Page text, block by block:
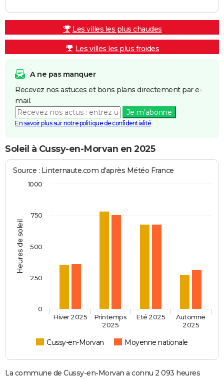
Les villes les plus chaudes
Les villes les plus froides
A ne pas manquer
Recevez nos astuces et bons plans directement par e-
mail.
Je m'abonne
En savoir plus sur notre politique de confidentialité
Soleil à Cussy-en-Morvan en 2025
Heures de soleil
Source : Linternaute.com d'après Météo France
Cussy-en-Morvan Moyenne nationale
Hiver 2025
Printemps
2025
Eté 2025
Automne
2025
0
1000
250
500
750
La commune de Cussy-en-Morvan a connu 2 093 heures